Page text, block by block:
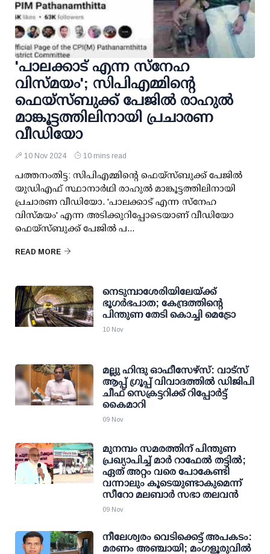
'പാലക്കാട് എന്ന സ്നേഹ
വിസ്മയം'; സിപിഎമ്മിന്റെ
ഫെയ്സ്ബുക്ക് പേജില്‍ രാഹുല്‍
മാങ്കൂട്ടത്തിലിനായി പ്രചാരണ
വീഡിയോ
10 Nov 2024 10 mins read
പത്തനംതിട്ട: സിപിഎമ്മിന്റെ ഫെയ്സ്ബുക്ക് പേജില്‍
യുഡിഎഫ് സ്ഥാനാര്‍ഥി രാഹുല്‍ മാങ്കൂട്ടത്തിലിനായി
പ്രചാരണ വീഡിയോ. 'പാലക്കാട് എന്ന സ്നേഹ
വിസ്മയം' എന്ന അടിക്കുറിപ്പോടെയാണ് വീഡിയോ
ഫെയ്സ്ബുക്ക് പേജില്‍ പ...
READ MORE
നെടുമ്പാശേരിയിലേയ്ക്ക്
ഭൂഗര്‍ഭപാത; കേന്ദ്രത്തിന്റെ
പിന്തുണ തേടി കൊച്ചി മെട്രോ
10 Nov
മല്ലു ഹിന്ദു ഓഫീസേഴ്‌സ്: വാട്സ്
ആപ്പ് ഗ്രൂപ്പ് വിവാദത്തില്‍ ഡിജിപി
ചീഫ് സെക്രട്ടറിക്ക് റിപ്പോര്‍ട്ട്
കൈമാറി
09 Nov
മുനമ്പം സമരത്തിന് പിന്തുണ
പ്രഖ്യാപിച്ച് മാർ റാഫേൽ തട്ടിൽ;
ഏത് അറ്റം വരെ പോകേണ്ടി
വന്നാലും കൂടെയുണ്ടാകുമെന്ന്
സീറോ മലബാർ സഭാ തലവൻ
09 Nov
നീലേശ്വരം വെടിക്കെട്ട് അപകടം:
മരണം അഞ്ചായി; മംഗളൂരുവിൽ